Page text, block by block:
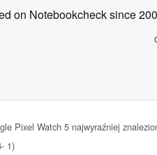
on Notebookchecksince
Pixel Watch 5 najwyraźniej
1)